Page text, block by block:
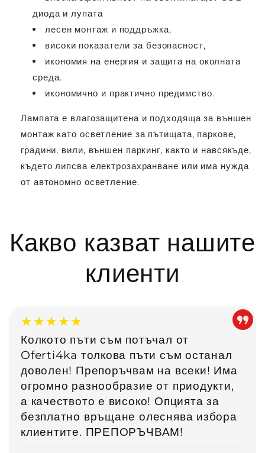
диода и лупата
лесен монтаж и поддръжка,
високи показатели за безопасност,
икономия на енергия и защита на околната
среда.
икономично и практично предимство.
Лампата е влагозащитена и подходяща за външен
монтаж като осветление за пътищата, паркове,
градини, вили, външен паркинг, както и навсякъде,
където липсва електрозахранване или има нужда
от автономно осветление.
Какво казват нашите
клиенти
★★★★★
Колкото пъти съм потъчал от
Oferti4ka толкова пъти съм останал
доволен! Препоръчвам на всеки! Има
огромно разнообразие от приодукти,
а качеството е високо! Опцията за
безплатно връщане олеснява избора
клиентите. ПРЕПОРЪЧВАМ!